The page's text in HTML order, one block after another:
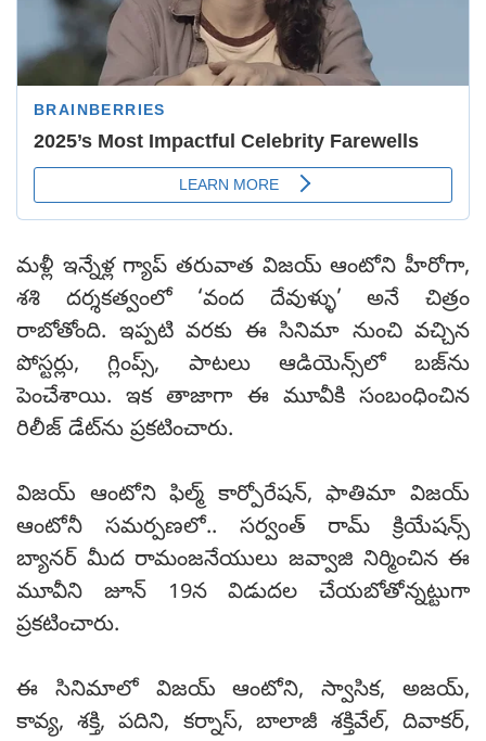
మళ్లీ ఇన్నేళ్ల గ్యాప్‌ తరువాత విజయ్ ఆంటోని హీరోగా,
శశి దర్శకత్వంలో ‘వంద దేవుళ్ళు’ అనే చిత్రం
రాబోతోంది. ఇప్పటి వరకు ఈ సినిమా నుంచి వచ్చిన
పోస్టర్లు, గ్లింప్స్, పాటలు ఆడియెన్స్‌లో బజ్‌ను
పెంచేశాయి. ఇక తాజాగా ఈ మూవీకి సంబంధించిన
రిలీజ్ డేట్‌‌ను ప్రకటించారు.
విజయ్ ఆంటోని ఫిల్మ్ కార్పోరేషన్, ఫాతిమా విజయ్
ఆంటోనీ సమర్పణలో.. సర్వంత్ రామ్ క్రియేషన్స్
బ్యానర్ మీద రామంజనేయులు జవ్వాజి నిర్మించిన ఈ
మూవీని జూన్ 19న విడుదల చేయబోతోన్నట్టుగా
ప్రకటించారు.
ఈ సినిమాలో విజయ్ ఆంటోని, స్వాసిక, అజయ్,
కావ్య, శక్తి, పదిని, కర్నాస్, బాలాజీ శక్తివేల్, దివాకర్,